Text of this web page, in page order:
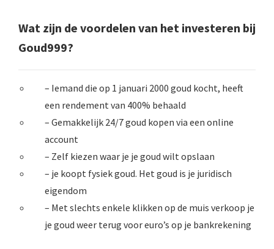
Wat zijn de voordelen van het investeren bij
Goud999?
– Iemand die op 1 januari 2000 goud kocht, heeft
een rendement van 400% behaald
– Gemakkelijk 24/7 goud kopen via een online
account
– Zelf kiezen waar je je goud wilt opslaan
– je koopt fysiek goud. Het goud is je juridisch
eigendom
– Met slechts enkele klikken op de muis verkoop je
je goud weer terug voor euro’s op je bankrekening